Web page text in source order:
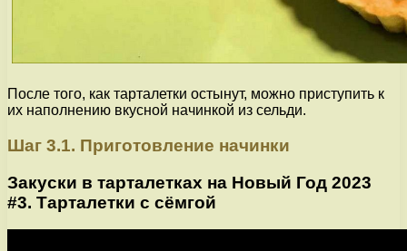
После того, как тарталетки остынут, можно приступить к
их наполнению вкусной начинкой из сельди.
Шаг 3.1. Приготовление начинки
Закуски в тарталетках на Новый Год 2023
#3. Тарталетки с сёмгой